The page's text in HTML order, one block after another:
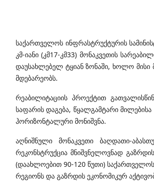
საქართველოს ინფრასტრუქტურის
კმ-იანი (კმ17-კმ33) მონაკვეთის
დაუსახლებელ ტყიან ზონაში, ხოლო
მდებარეობს.
რეაბილიტაციის პროექტით
საფარის დაგება, წყალგამტარი
ჰორიზონტალური მონიშვნა.
აღნიშნული მონაკვეთი ბაღდათი-
რეკონსტრუქცია მნიშვნელოვნად
(დაახლოებით 90-120 წუთი)
რეგიონს და გაზრდის ეკონომიკურ